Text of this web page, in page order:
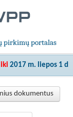
pirkimų portalas
iki 2017 m. liepos 1 d
dokumentus